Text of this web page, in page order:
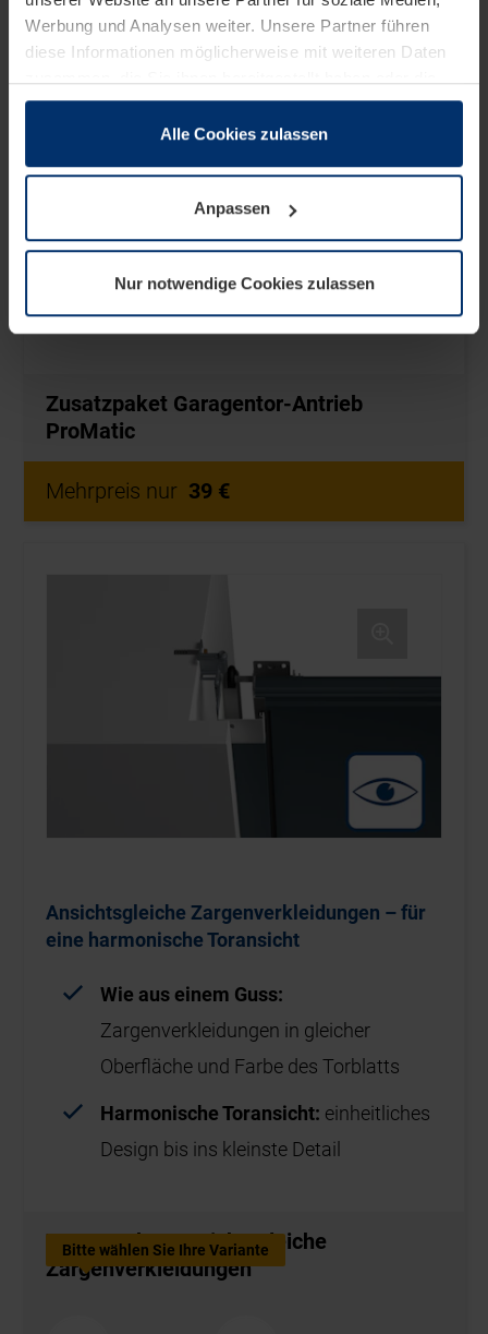
Werbung und Analysen weiter. Unsere Partner führen
diese Informationen möglicherweise mit weiteren Daten
sie im Rahmen Ihrer Nutzung der Dienste gesammelt
wenn diese für den Betrieb dieser Seite unbedingt
notwendig sind. Für alle anderen Cookie-Typen benötigen
wir Ihre Erlaubnis. Ihre Einwilligung können Sie jederzeit
Datenschutzerklärungunserer Website ändern oder
widerrufen.
Alle Cookies zulassen
Anpassen
Nur notwendige Cookies zulassen